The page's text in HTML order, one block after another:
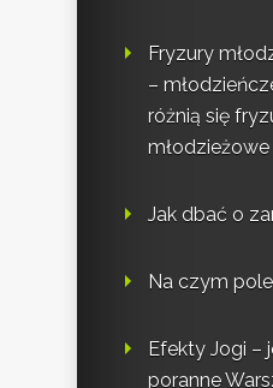
Fryzury
–
różnią się
Jak dbać o
Na czym
Efekty Jogi –
poranne